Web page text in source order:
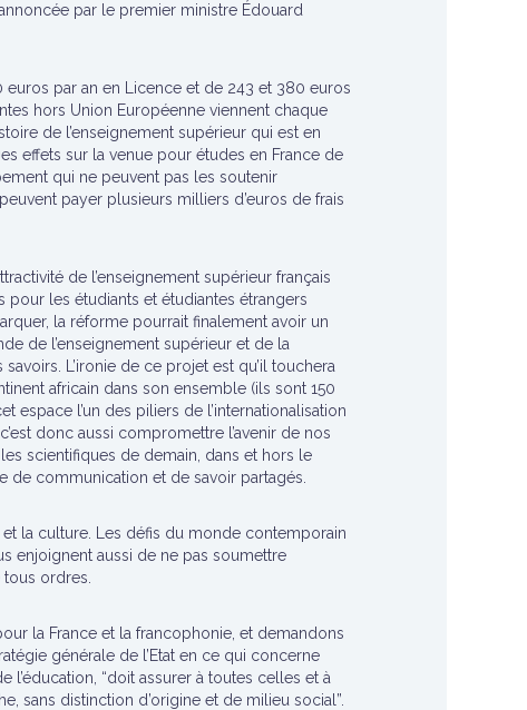
par le premier ministre Édouard
euros par an en Licence et de 243 et 380 euros
hors Union Européenne viennent chaque
de l’enseignement supérieur qui est en
effets sur la venue pour études en France de
qui ne peuvent pas les soutenir
payer plusieurs milliers d’euros de frais
de l’enseignement supérieur français
pour les étudiants et étudiantes étrangers
la réforme pourrait finalement avoir un
de l’enseignement supérieur et de la
L’ironie de ce projet est qu’il touchera
africain dans son ensemble (ils sont 150
l’un des piliers de l’internationalisation
donc aussi compromettre l’avenir de nos
scientifiques de demain, dans et hors le
communication et de savoir partagés.
la culture. Les défis du monde contemporain
enjoignent aussi de ne pas soumettre
ordres.
la France et la francophonie, et demandons
générale de l’Etat en ce qui concerne
“doit assurer à toutes celles et à
sans distinction d’origine et de milieu social”.